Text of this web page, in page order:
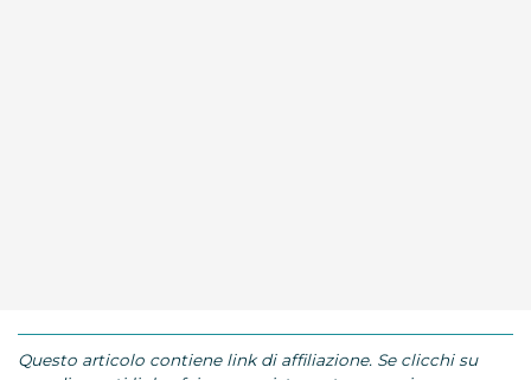
Questo articolo contiene link di affiliazione. Se clicchi su